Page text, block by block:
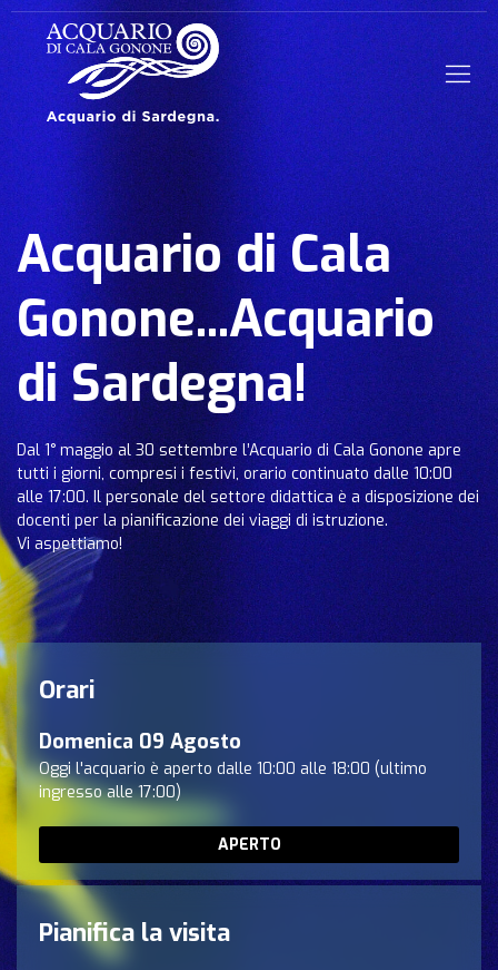
Acquario di Cala
Acquario di Cala
Gonone...Acquario
di Sardegna!
Dal 1° maggio al 30 settembre l’Acquario di Cala Gonone apre
tutti i giorni, compresi i festivi, orario continuato dalle 10:00
alle 17:00. Il personale del settore didattica è a disposizione dei
docenti per la pianificazione dei viaggi di istruzione.
Vi aspettiamo!
Orari
Domenica 09 Agosto
Oggi l'acquario è aperto dalle 10:00 alle 18:00 (ultimo
ingresso alle 17:00)
APERTO
Pianifica la visita